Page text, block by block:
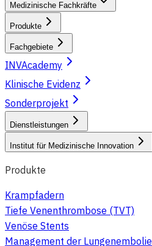
Medizinische Fachkräfte
Produkte
Fachgebiete
INVAcademy
Klinische Evidenz
Sonderprojekt
Dienstleistungen
Institut für Medizinische Innovation
Produkte
Krampfadern
Tiefe Venenthrombose (TVT)
Venöse Stents
Management der Lungenembolie